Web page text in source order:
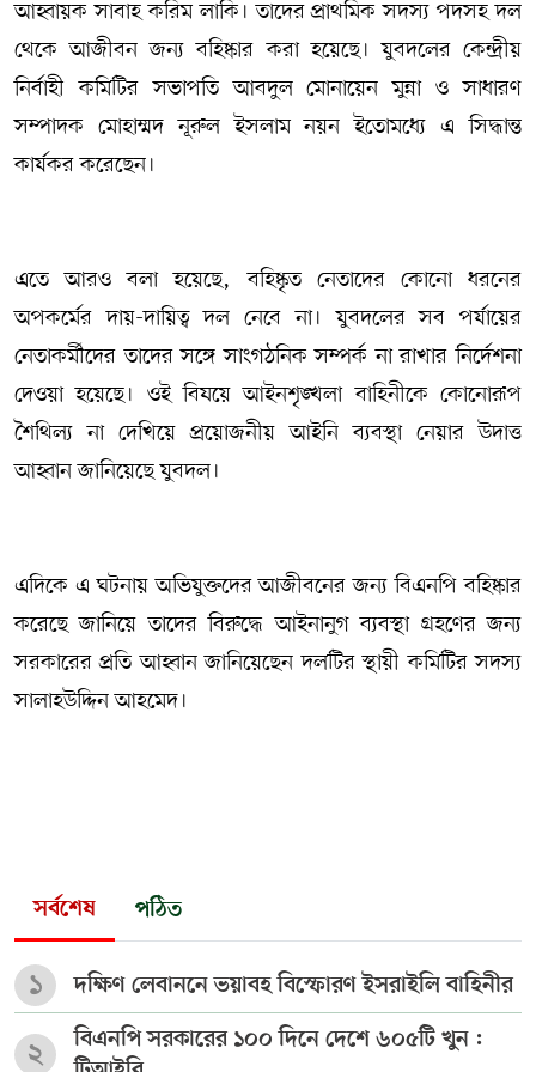
আহ্বায়ক সাবাহ করিম লাকি। তাদের প্রাথমিক সদস্য পদসহ দল
থেকে আজীবন জন্য বহিষ্কার করা হয়েছে। যুবদলের কেন্দ্রীয়
নির্বাহী কমিটির সভাপতি আবদুল মোনায়েন মুন্না ও সাধারণ
সম্পাদক মোহাম্মদ নূরুল ইসলাম নয়ন ইতোমধ্যে এ সিদ্ধান্ত
কার্যকর করেছেন।
এতে আরও বলা হয়েছে, বহিষ্কৃত নেতাদের কোনো ধরনের
অপকর্মের দায়-দায়িত্ব দল নেবে না। যুবদলের সব পর্যায়ের
নেতাকর্মীদের তাদের সঙ্গে সাংগঠনিক সম্পর্ক না রাখার নির্দেশনা
দেওয়া হয়েছে। ওই বিষয়ে আইনশৃঙ্খলা বাহিনীকে কোনোরূপ
শৈথিল্য না দেখিয়ে প্রয়োজনীয় আইনি ব্যবস্থা নেয়ার উদাত্ত
আহ্বান জানিয়েছে যুবদল।
এদিকে এ ঘটনায় অভিযুক্তদের আজীবনের জন্য বিএনপি বহিষ্কার
করেছে জানিয়ে তাদের বিরুদ্ধে আইনানুগ ব্যবস্থা গ্রহণের জন্য
সরকারের প্রতি আহ্বান জানিয়েছেন দলটির স্থায়ী কমিটির সদস্য
সালাহউদ্দিন আহমেদ।
সর্বশেষ পঠিত
১ দক্ষিণ লেবাননে ভয়াবহ বিস্ফোরণ ইসরাইলি বাহিনীর
২
বিএনপি সরকারের ১০০ দিনে দেশে ৬০৫টি খুন :